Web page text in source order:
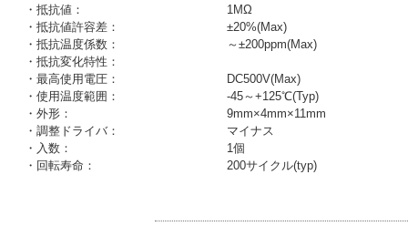
・抵抗値：
1MΩ
・抵抗値許容差：
±20%(Max)
・抵抗温度係数：
～±200ppm(Max)
・抵抗変化特性：
・最高使用電圧：
DC500V(Max)
・使用温度範囲：
-45～+125℃(Typ)
・外形：
9mm×4mm×11mm
・調整ドライバ：
マイナス
・入数：
1個
・回転寿命：
200サイクル(typ)